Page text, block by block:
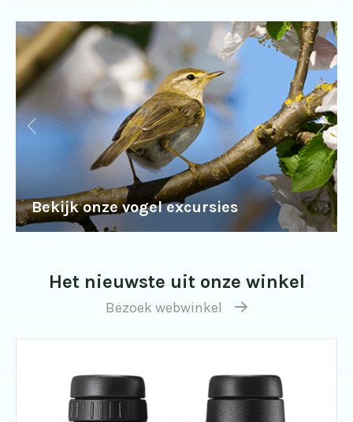
Bekijk onze vogel excursies
Het nieuwste uit onze winkel
Bezoek webwinkel